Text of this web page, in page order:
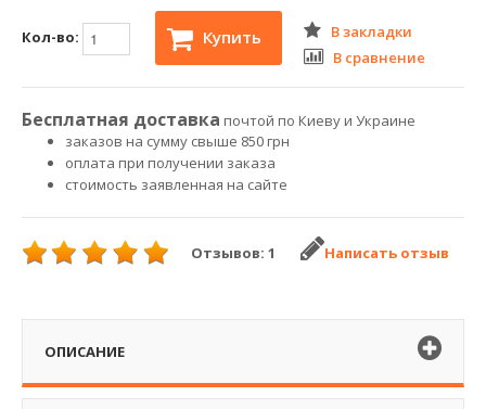
Кол-во: Купить
В закладки
В сравнение
Бесплатная доставка почтой по Киеву и Украине
заказов на сумму свыше 850 грн
оплата при получении заказа
стоимость заявленная на сайте
Отзывов: 1 Написать отзыв
ОПИСАНИЕ